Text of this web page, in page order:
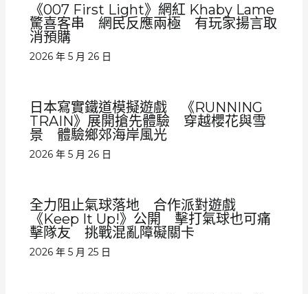
《007 First Light》網紅 Khaby Lame
驚喜客串 網民反應兩極 有玩家揚言取
消預購
2026 年 5 月 26 日
日本寫實鐵道模擬遊戲 《RUNNING
TRAIN》展開搶先體驗 穿越櫻花與雪
景 體驗鄉郊海岸風光
2026 年 5 月 26 日
全力阻止氣球落地 合作派對遊戲
《Keep It Up!》公開 擊打氣球也可痛
擊隊友 挑戰混亂障礙關卡
2026 年 5 月 25 日